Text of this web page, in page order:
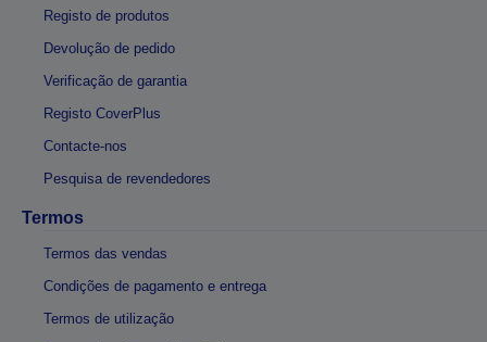
Registo de produtos
Devolução de pedido
Verificação de garantia
Registo CoverPlus
Contacte-nos
Pesquisa de revendedores
Termos
Termos das vendas
Condições de pagamento e entrega
Termos de utilização